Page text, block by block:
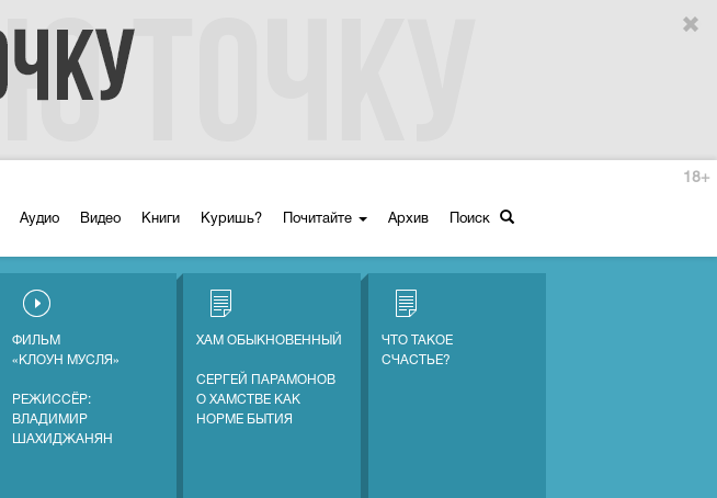
Аудио Видео Книги Куришь? Почитайте Архив Поиск
18+
ФИЛЬМ
«КЛОУН МУСЛЯ»
РЕЖИССЁР:
ВЛАДИМИР
ШАХИДЖАНЯН
ХАМ ОБЫКНОВЕННЫЙ
СЕРГЕЙ ПАРАМОНОВ
О ХАМСТВЕ КАК
НОРМЕ БЫТИЯ
ЧТО ТАКОЕ
СЧАСТЬЕ?